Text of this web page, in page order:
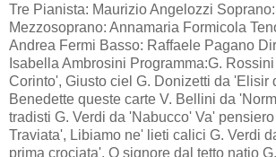
Tre Pianista: Maurizio Angelozzi
Mezzosoprano: Annamaria Formicola
Andrea Fermi Basso: Raffaele Pagano
Isabella Ambrosini Programma:G.
Corinto', Giusto ciel G. Donizetti da 'Elisir
Benedette queste carte V. Bellini da
tradisti G. Verdi da 'Nabucco' Va'
Traviata', Libiamo ne' lieti calici G. Verdi
prima crociata', O signore dal tetto natio